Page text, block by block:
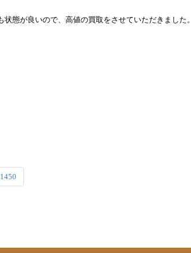
態が良いので、高値の買取をさせていただきました。
1450